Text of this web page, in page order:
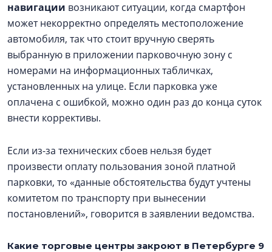
навигации возникают ситуации, когда смартфон
может некорректно определять местоположение
автомобиля, так что стоит вручную сверять
выбранную в приложении парковочную зону с
номерами на информационных табличках,
установленных на улице. Если парковка уже
оплачена с ошибкой, можно один раз до конца суток
внести коррективы.
Если из-за технических сбоев нельзя будет
произвести оплату пользования зоной платной
парковки, то «данные обстоятельства будут учтены
комитетом по транспорту при вынесении
постановлений», говорится в заявлении ведомства.
Какие торговые центры закроют в Петербурге 9